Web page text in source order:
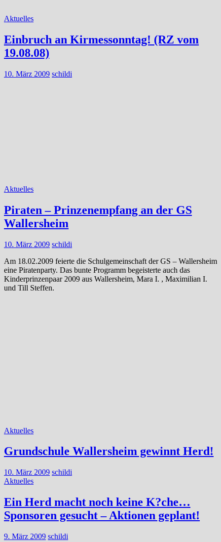
Aktuelles
Einbruch an Kirmessonntag! (RZ vom
19.08.08)
10. März 2009 schildi
Aktuelles
Piraten – Prinzenempfang an der GS
Wallersheim
10. März 2009 schildi
Am 18.02.2009 feierte die Schulgemeinschaft der GS – Wallersheim
eine Piratenparty. Das bunte Programm begeisterte auch das
Kinderprinzenpaar 2009 aus Wallersheim, Mara I. , Maximilian I.
und Till Steffen.
Aktuelles
Grundschule Wallersheim gewinnt Herd!
10. März 2009 schildi
Aktuelles
Ein Herd macht noch keine K?che…
Sponsoren gesucht – Aktionen geplant!
9. März 2009 schildi